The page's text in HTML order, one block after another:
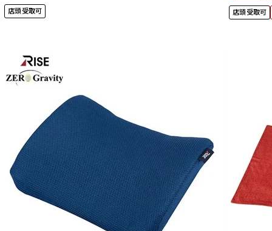
店頭受取可 店頭受取可